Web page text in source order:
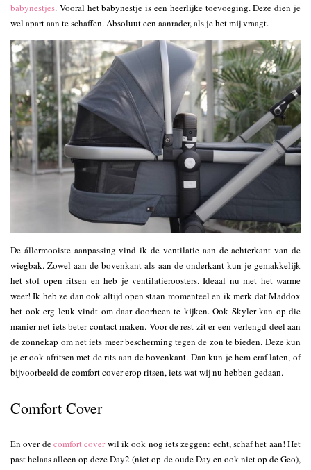
babynestjes. Vooral het babynestje is een heerlijke toevoeging. Deze dien je
wel apart aan te schaffen. Absoluut een aanrader, als je het mij vraagt.
De állermooiste aanpassing vind ik de ventilatie aan de achterkant van de
wiegbak. Zowel aan de bovenkant als aan de onderkant kun je gemakkelijk
het stof open ritsen en heb je ventilatieroosters. Ideaal nu met het warme
weer! Ik heb ze dan ook altijd open staan momenteel en ik merk dat Maddox
het ook erg leuk vindt om daar doorheen te kijken. Ook Skyler kan op die
manier net iets beter contact maken. Voor de rest zit er een verlengd deel aan
de zonnekap om net iets meer bescherming tegen de zon te bieden. Deze kun
je er ook afritsen met de rits aan de bovenkant. Dan kun je hem eraf laten, of
bijvoorbeeld de comfort cover erop ritsen, iets wat wij nu hebben gedaan.
Comfort Cover
En over decomfort coverwil ik ook nog iets zeggen: echt, schaf het aan! Het
past helaas alleen op deze Day2 (niet op de oude Day en ook niet op de Geo),